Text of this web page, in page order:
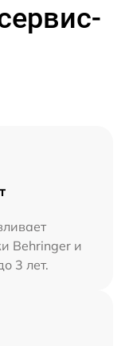
Behringer и
3 лет.